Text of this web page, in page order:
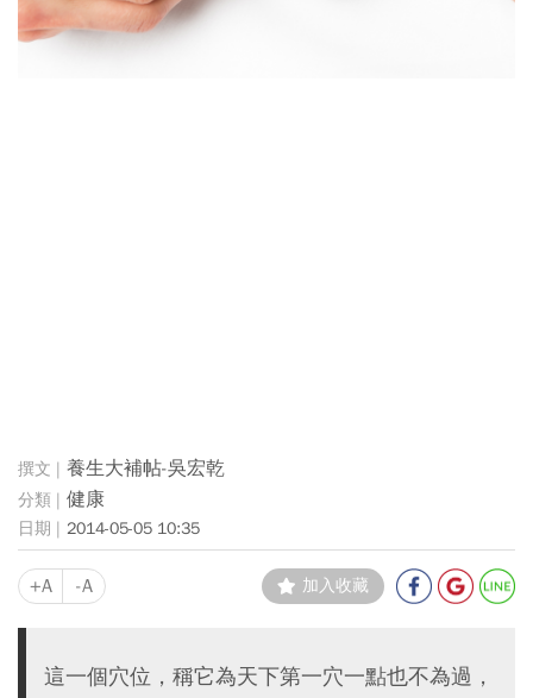
養生大補帖-吳宏乾
健康
2014-05-05 10:35
+A -A 加入收藏
這一個穴位，稱它為天下第一穴一點也不為過，